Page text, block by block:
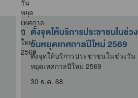
ตั้งจุดให้บริการประชาชนในช่วง
วันหยุดเทศกาลปีใหม่ 2569
ตั้งจุดให้บริการประชาชนในช่วงวัน
หยุดเทศกาลปีใหม่ 2569
30 ธ.ค. 68